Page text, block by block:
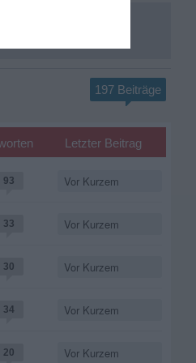
197 Beiträge
Letzter Beitrag
Vor Kurzem
93
Vor Kurzem
33
Vor Kurzem
30
Vor Kurzem
34
Vor Kurzem
20